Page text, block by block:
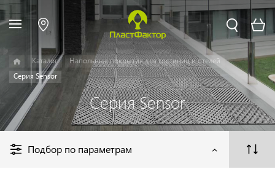
Каталог
Напольные покрытия для гостиниц и отелей
Серия Sensor
Серия Sensor
Подбор по параметрам